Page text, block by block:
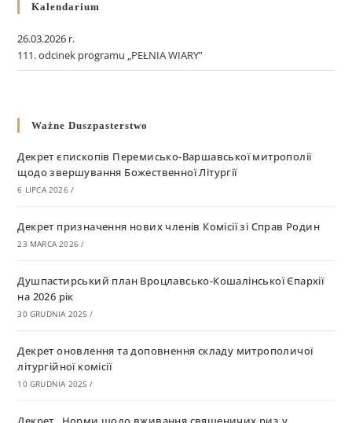
Kalendarium
26.03.2026 r.
111. odcinek programu „PEŁNIA WIARY”
Ważne Duszpasterstwo
Декрет єпископів Перемисько-Варшавської митрополії
щодо звершування Божественної Літургії
6 LIPCA 2026 /
Декрет призначення нових членів Комісії зі Справ Родин
23 MARCA 2026 /
Душпастирський план Вроцлавсько-Кошалінської Єпархії
на 2026 рік
30 GRUDNIA 2025 /
Декрет оновлення та доповнення складу митрополичої
літургійної комісії
10 GRUDNIA 2025 /